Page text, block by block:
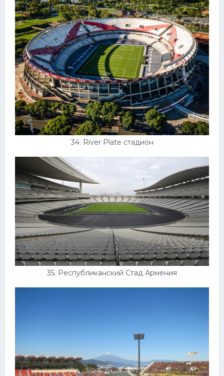
34. River Plate стадион
35. Республиканский Стад Армения